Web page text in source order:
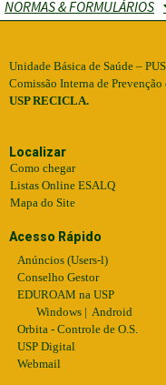
NORMAS & FORMULÁRIOS
Centro de Tecnologia da
Unidade Básica de Saúde –
Comissão Interna de Prevenção
USP RECICLA.
Localizar
Como chegar
Listas Online ESALQ
Mapa do Site
Acesso Rápido
Anúncios (Users-l)
Conselho Gestor
EDUROAM na USP
Windows | Android
Orbita - Controle de O.S.
USP Digital
Webmail